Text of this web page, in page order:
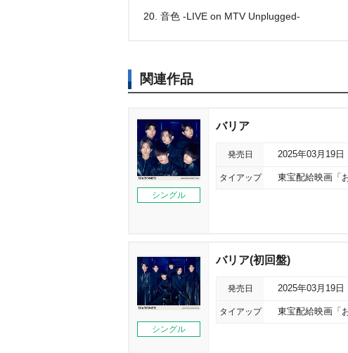
20. 音色 -LIVE on MTV Unplugged-
関連作品
シングル
バリア
発売日 2025年03月19日
タイアップ 東宝配給映画「
シングル
バリア(初回盤)
発売日 2025年03月19日
タイアップ 東宝配給映画「